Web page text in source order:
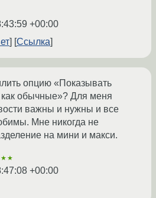
+00:00
Ссылка
опцию «Показывать
обычные»? Для меня
важны и нужны и все
Мне никогда не
на мини и макси.
+00:00